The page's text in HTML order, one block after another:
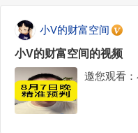
小V的财富空间
小V的财富空间的视频
邀您观看